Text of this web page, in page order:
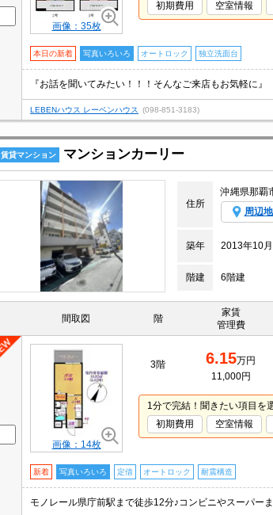
画像：35枚
初期費用
空室情報
本日の新着 写真いろいろ オートロック 独立洗面台
『お話を聞いてみたい！！！そんなご来店もお気軽に
LEBENハウス レーベンハウス (098-851-3183)
賃貸マンション マンションカーリー
住所
沖縄県那覇
周辺
築年 2013年10月
階建 6階建
間取図 階
家賃
管理費
画像：14枚
3階 6.15万円
11,000円
1分で完結！聞きたい項目を
初期費用
空室情報
新着 写真いろいろ 定借 オートロック 耐震構造